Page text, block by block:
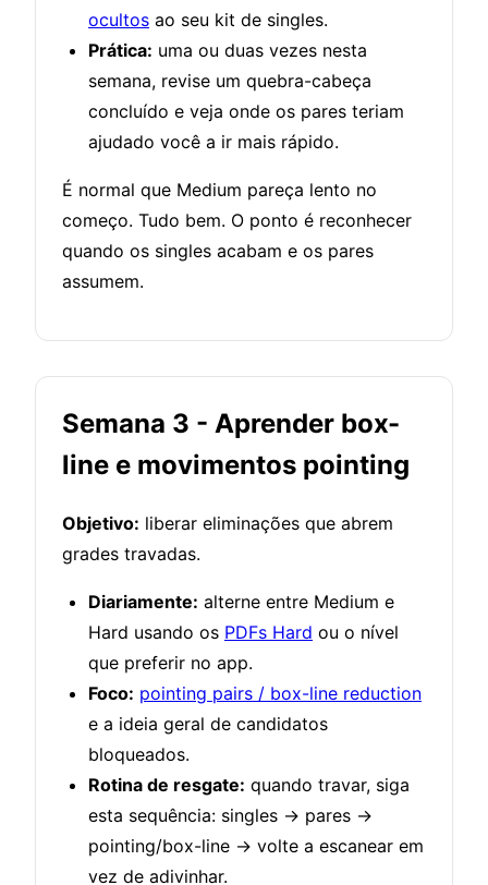
ocultos ao seu kit de singles.
Prática: uma ou duas vezes nesta
semana, revise um quebra-cabeça
concluído e veja onde os pares teriam
ajudado você a ir mais rápido.
É normal que Medium pareça lento no
começo. Tudo bem. O ponto é reconhecer
quando os singles acabam e os pares
assumem.
Semana 3 - Aprender box-
line e movimentos pointing
Objetivo: liberar eliminações que abrem
grades travadas.
Diariamente: alterne entre Medium e
Hard usando os PDFs Hard ou o nível
que preferir no app.
Foco: pointing pairs / box-line reduction
e a ideia geral de candidatos
bloqueados.
Rotina de resgate: quando travar, siga
esta sequência: singles → pares →
pointing/box-line → volte a escanear em
vez de adivinhar.